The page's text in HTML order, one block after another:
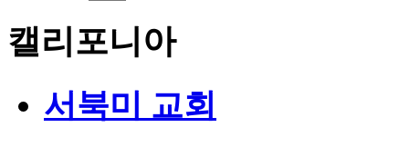
캘리포니아
서북미 교회